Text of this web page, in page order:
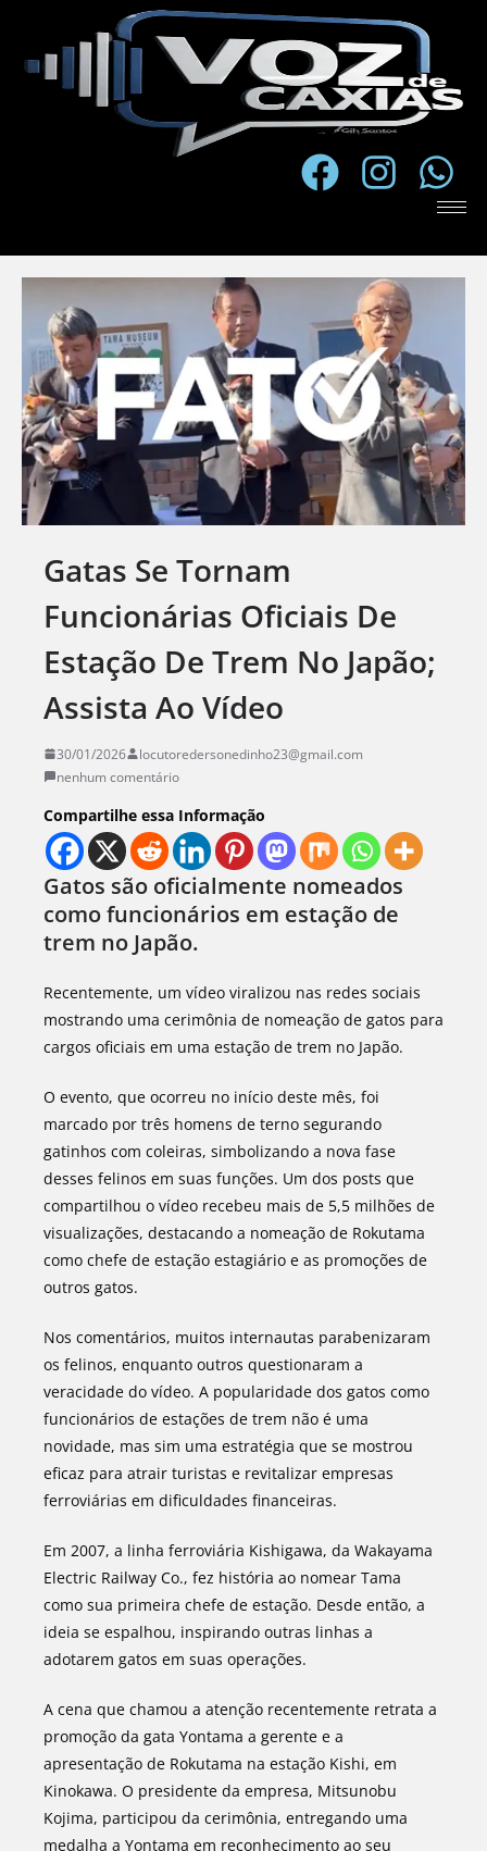
Gatas Se Tornam
Funcionárias Oficiais De
Estação De Trem No Japão;
Assista Ao Vídeo
30/01/2026
locutoredersonedinho23@gmail.com
nenhum comentário
Compartilhe essa Informação
Gatos são oficialmente nomeados
como funcionários em estação de
trem no Japão.
Recentemente, um vídeo viralizou nas redes sociais
mostrando uma cerimônia de nomeação de gatos para
cargos oficiais em uma estação de trem no Japão.
O evento, que ocorreu no início deste mês, foi
marcado por três homens de terno segurando
gatinhos com coleiras, simbolizando a nova fase
desses felinos em suas funções. Um dos posts que
compartilhou o vídeo recebeu mais de 5,5 milhões de
visualizações, destacando a nomeação de Rokutama
como chefe de estação estagiário e as promoções de
outros gatos.
Nos comentários, muitos internautas parabenizaram
os felinos, enquanto outros questionaram a
veracidade do vídeo. A popularidade dos gatos como
funcionários de estações de trem não é uma
novidade, mas sim uma estratégia que se mostrou
eficaz para atrair turistas e revitalizar empresas
ferroviárias em dificuldades financeiras.
Em 2007, a linha ferroviária Kishigawa, da Wakayama
Electric Railway Co., fez história ao nomear Tama
como sua primeira chefe de estação. Desde então, a
ideia se espalhou, inspirando outras linhas a
adotarem gatos em suas operações.
A cena que chamou a atenção recentemente retrata a
promoção da gata Yontama a gerente e a
apresentação de Rokutama na estação Kishi, em
Kinokawa. O presidente da empresa, Mitsunobu
Kojima, participou da cerimônia, entregando uma
medalha a Yontama em reconhecimento ao seu